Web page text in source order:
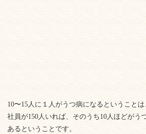
10〜15人に１人がうつ病になるということは
社員が150人いれば、そのうち10人ほどがう
あるということです。